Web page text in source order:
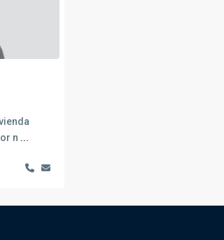
n ...